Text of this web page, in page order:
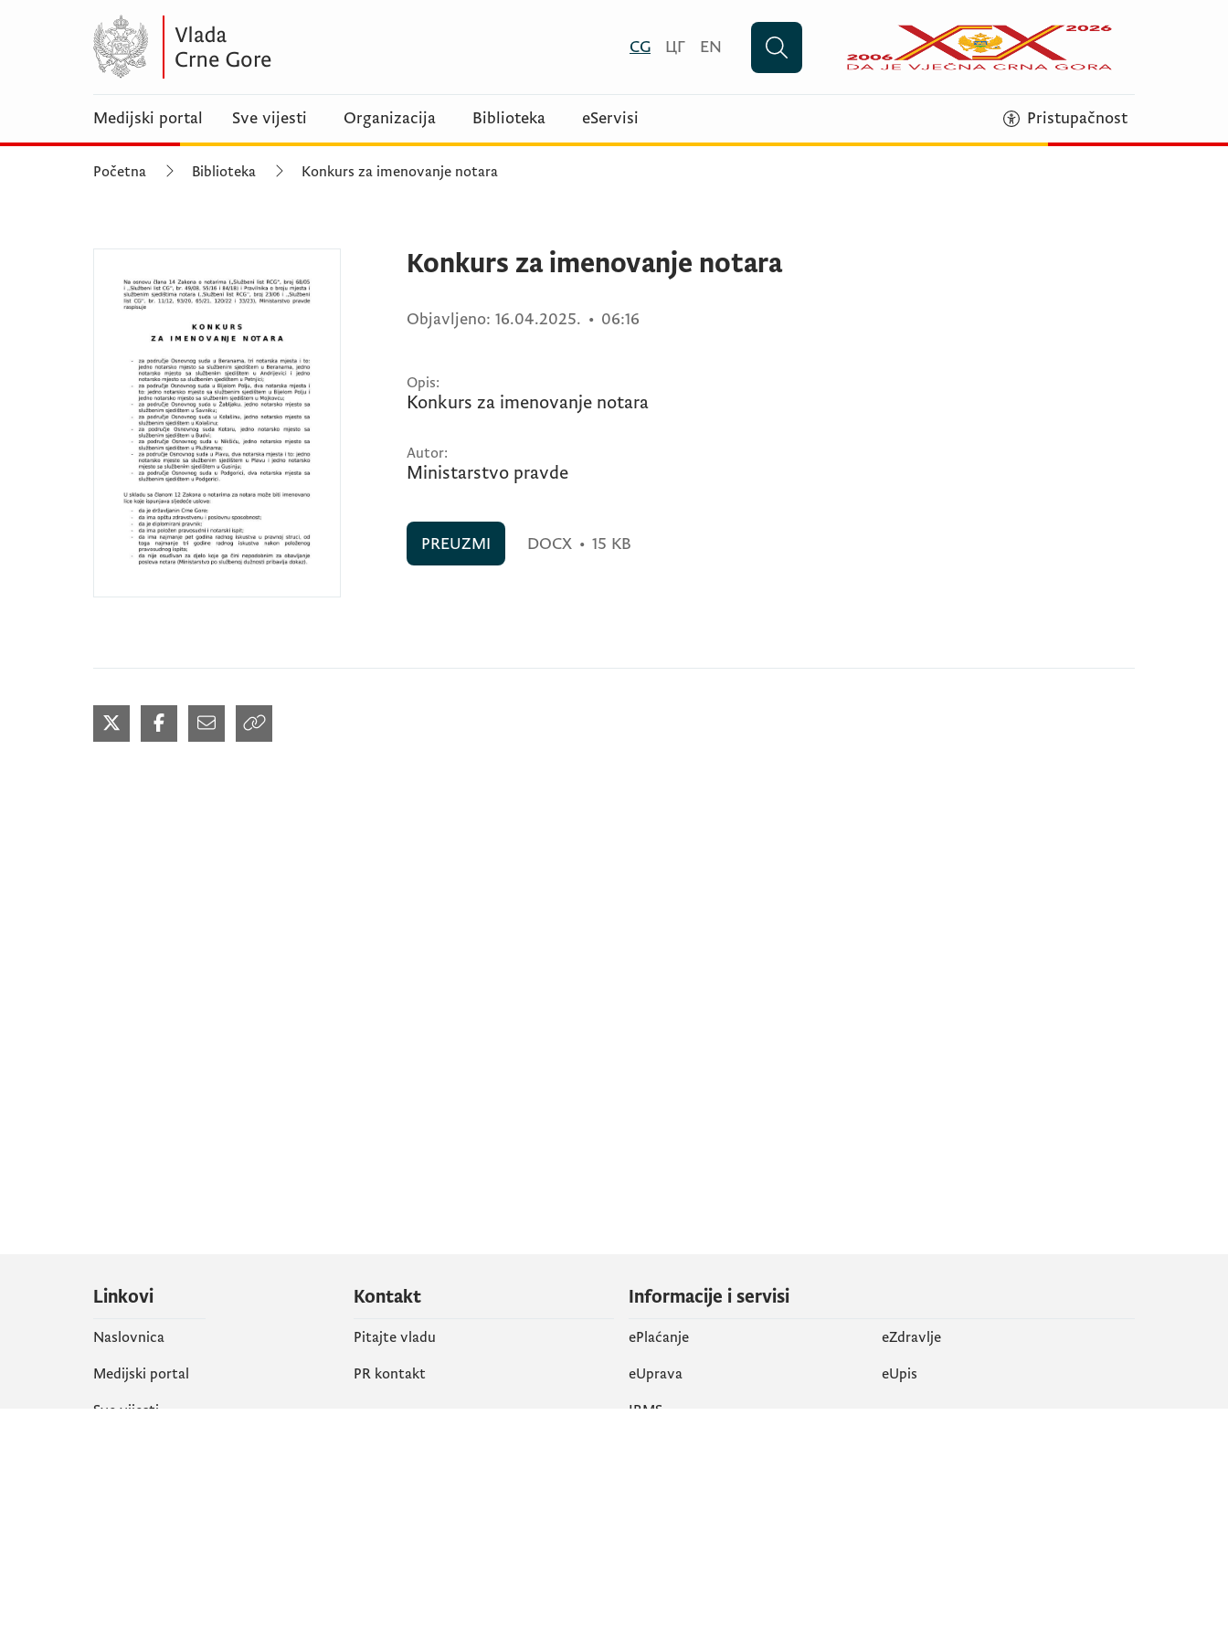
CG ЦГ EN
Medijski portal Sve vijesti Organizacija Biblioteka eServisi Pristupačnost
Početna Biblioteka Konkurs za imenovanje notara
Konkurs za imenovanje notara
Objavljeno: 16.04.2025. • 06:16
Opis:
Konkurs za imenovanje notara
Autor:
Ministarstvo pravde
PREUZMI DOCX • 15 KB
Linkovi
Naslovnica
Medijski portal
Sve vijesti
Kontakt
Pitajte vladu
PR kontakt
Informacije i servisi
ePlaćanje
eZdravlje
eUprava
еUpis
IRMS